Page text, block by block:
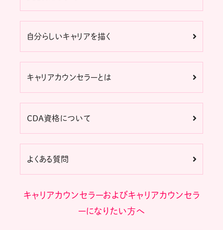
自分らしいキャリアを描く
キャリアカウンセラーとは
CDA資格について
よくある質問
キャリアカウンセラーおよびキャリアカウンセラ
ーになりたい方へ